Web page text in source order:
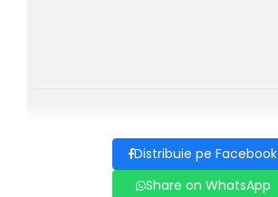
Distribuie pe Facebook
Share on WhatsApp